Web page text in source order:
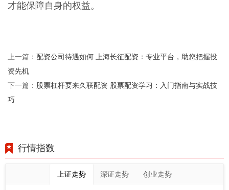
才能保障自身的权益。
上一篇： 配资公司待遇如何 上海长征配资：专业平台，助您把握投
资先机
下一篇： 股票杠杆要来久联配资 股票配资学习：入门指南与实战技
巧
行情指数
上证走势 深证走势 创业走势